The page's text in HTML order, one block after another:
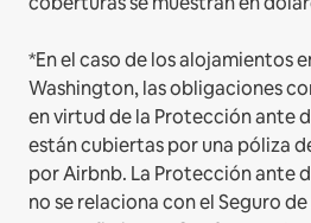
*En el caso de los alojamientos
Washington, las obligaciones
en virtud de la Protección ante
están cubiertas por una póliza
por Airbnb. La Protección ante
no se relaciona con el Seguro